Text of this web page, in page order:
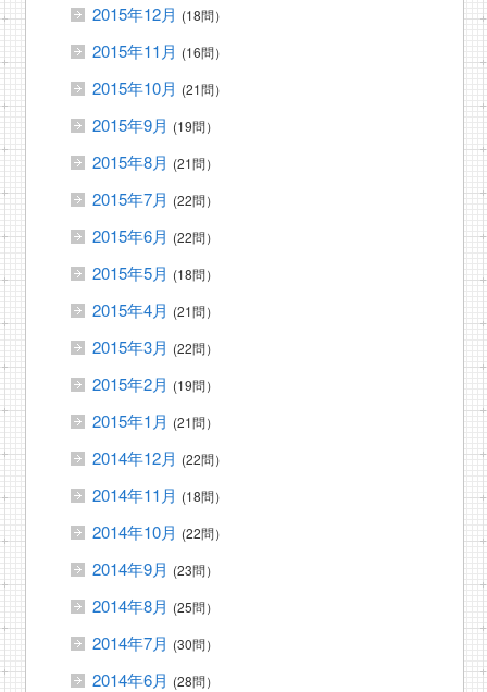
2015年12月 (18問）
2015年11月 (16問）
2015年10月 (21問）
2015年9月 (19問）
2015年8月 (21問）
2015年7月 (22問）
2015年6月 (22問）
2015年5月 (18問）
2015年4月 (21問）
2015年3月 (22問）
2015年2月 (19問）
2015年1月 (21問）
2014年12月 (22問）
2014年11月 (18問）
2014年10月 (22問）
2014年9月 (23問）
2014年8月 (25問）
2014年7月 (30問）
2014年6月 (28問）